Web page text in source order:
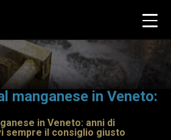
manganese in Veneto:
in Veneto: anni di
sempre il consiglio giusto